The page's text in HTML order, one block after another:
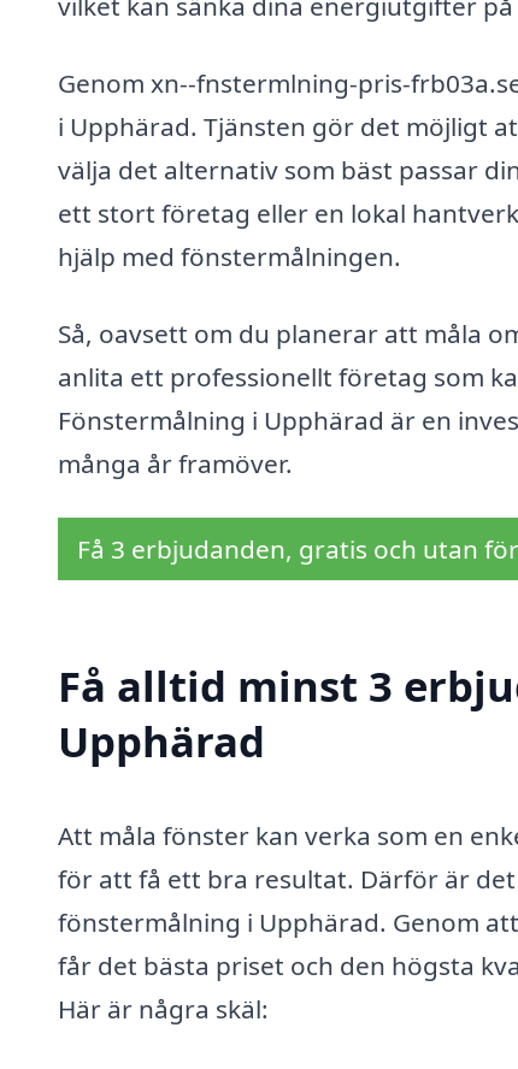
Genom xn--fnstermlning-pris-
i Upphärad. Tjänsten gör det möjligt
välja det alternativ som bäst passar
ett stort företag eller en lokal
hjälp med fönstermålningen.
Så, oavsett om du planerar att måla
anlita ett professionellt företag som
Fönstermålning i Upphärad är en
många år framöver.
Få 3 erbjudanden, gratis och utan
Få alltid minst 3
Upphärad
Att måla fönster kan verka som en
för att få ett bra resultat. Därför är
fönstermålning i Upphärad. Genom
får det bästa priset och den högsta
Här är några skäl: